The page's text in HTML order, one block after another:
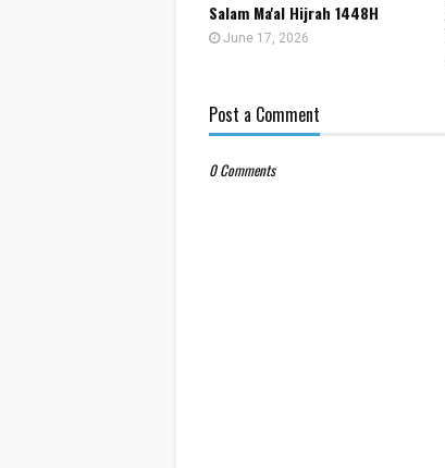
Salam Ma'al Hijrah 1448H
June 17, 2026
Post a Comment
0 Comments